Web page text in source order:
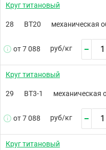
Круг титановый
28 ВТ20 механическая
от 7 088 руб/кг
Круг титановый
29 ВТ3-1 механическая
от 7 088 руб/кг
Круг титановый